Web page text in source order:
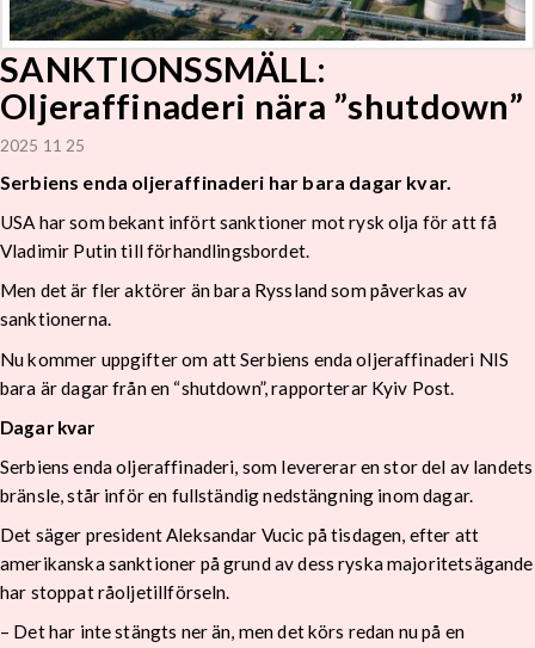
SANKTIONSSMÄLL:
Oljeraffinaderi nära ”shutdown”
2025 11 25
Serbiens enda oljeraffinaderi har bara dagar kvar.
USA har som bekant infört sanktioner mot rysk olja för att få
Vladimir Putin till förhandlingsbordet.
Men det är fler aktörer än bara Ryssland som påverkas av
sanktionerna.
Nu kommer uppgifter om att Serbiens enda oljeraffinaderi NIS
bara är dagar från en “shutdown”, rapporterar Kyiv Post.
Dagar kvar
Serbiens enda oljeraffinaderi, som levererar en stor del av landets
bränsle, står inför en fullständig nedstängning inom dagar.
Det säger president Aleksandar Vucic på tisdagen, efter att
amerikanska sanktioner på grund av dess ryska majoritetsägande
har stoppat råoljetillförseln.
– Det har inte stängts ner än, men det körs redan nu på en